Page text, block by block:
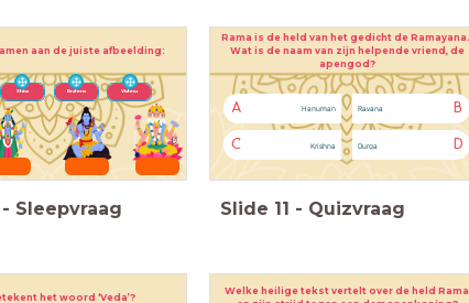
aan de juiste afbeelding:
Shiva Brahma Vishnu
- Sleepvraag
Rama is de held van het gedicht de Ramayana.
Wat is de naam van zijn helpende vriend, de
apengod?
A Hanuman B
Ravana
C Krishna D
Durga
Slide 11 - Quizvraag
het woord ‘Veda’?
Welke heilige tekst vertelt over de held Rama